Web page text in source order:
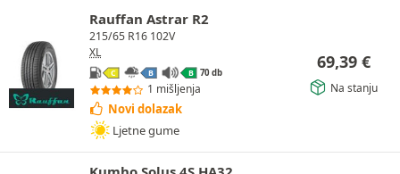
Rauffan Astrar R2
215/65 R16 102V
XL
C B B 70 db
1 mišljenja
Novi dolazak
Ljetne gume
69,39 €
Na stanju